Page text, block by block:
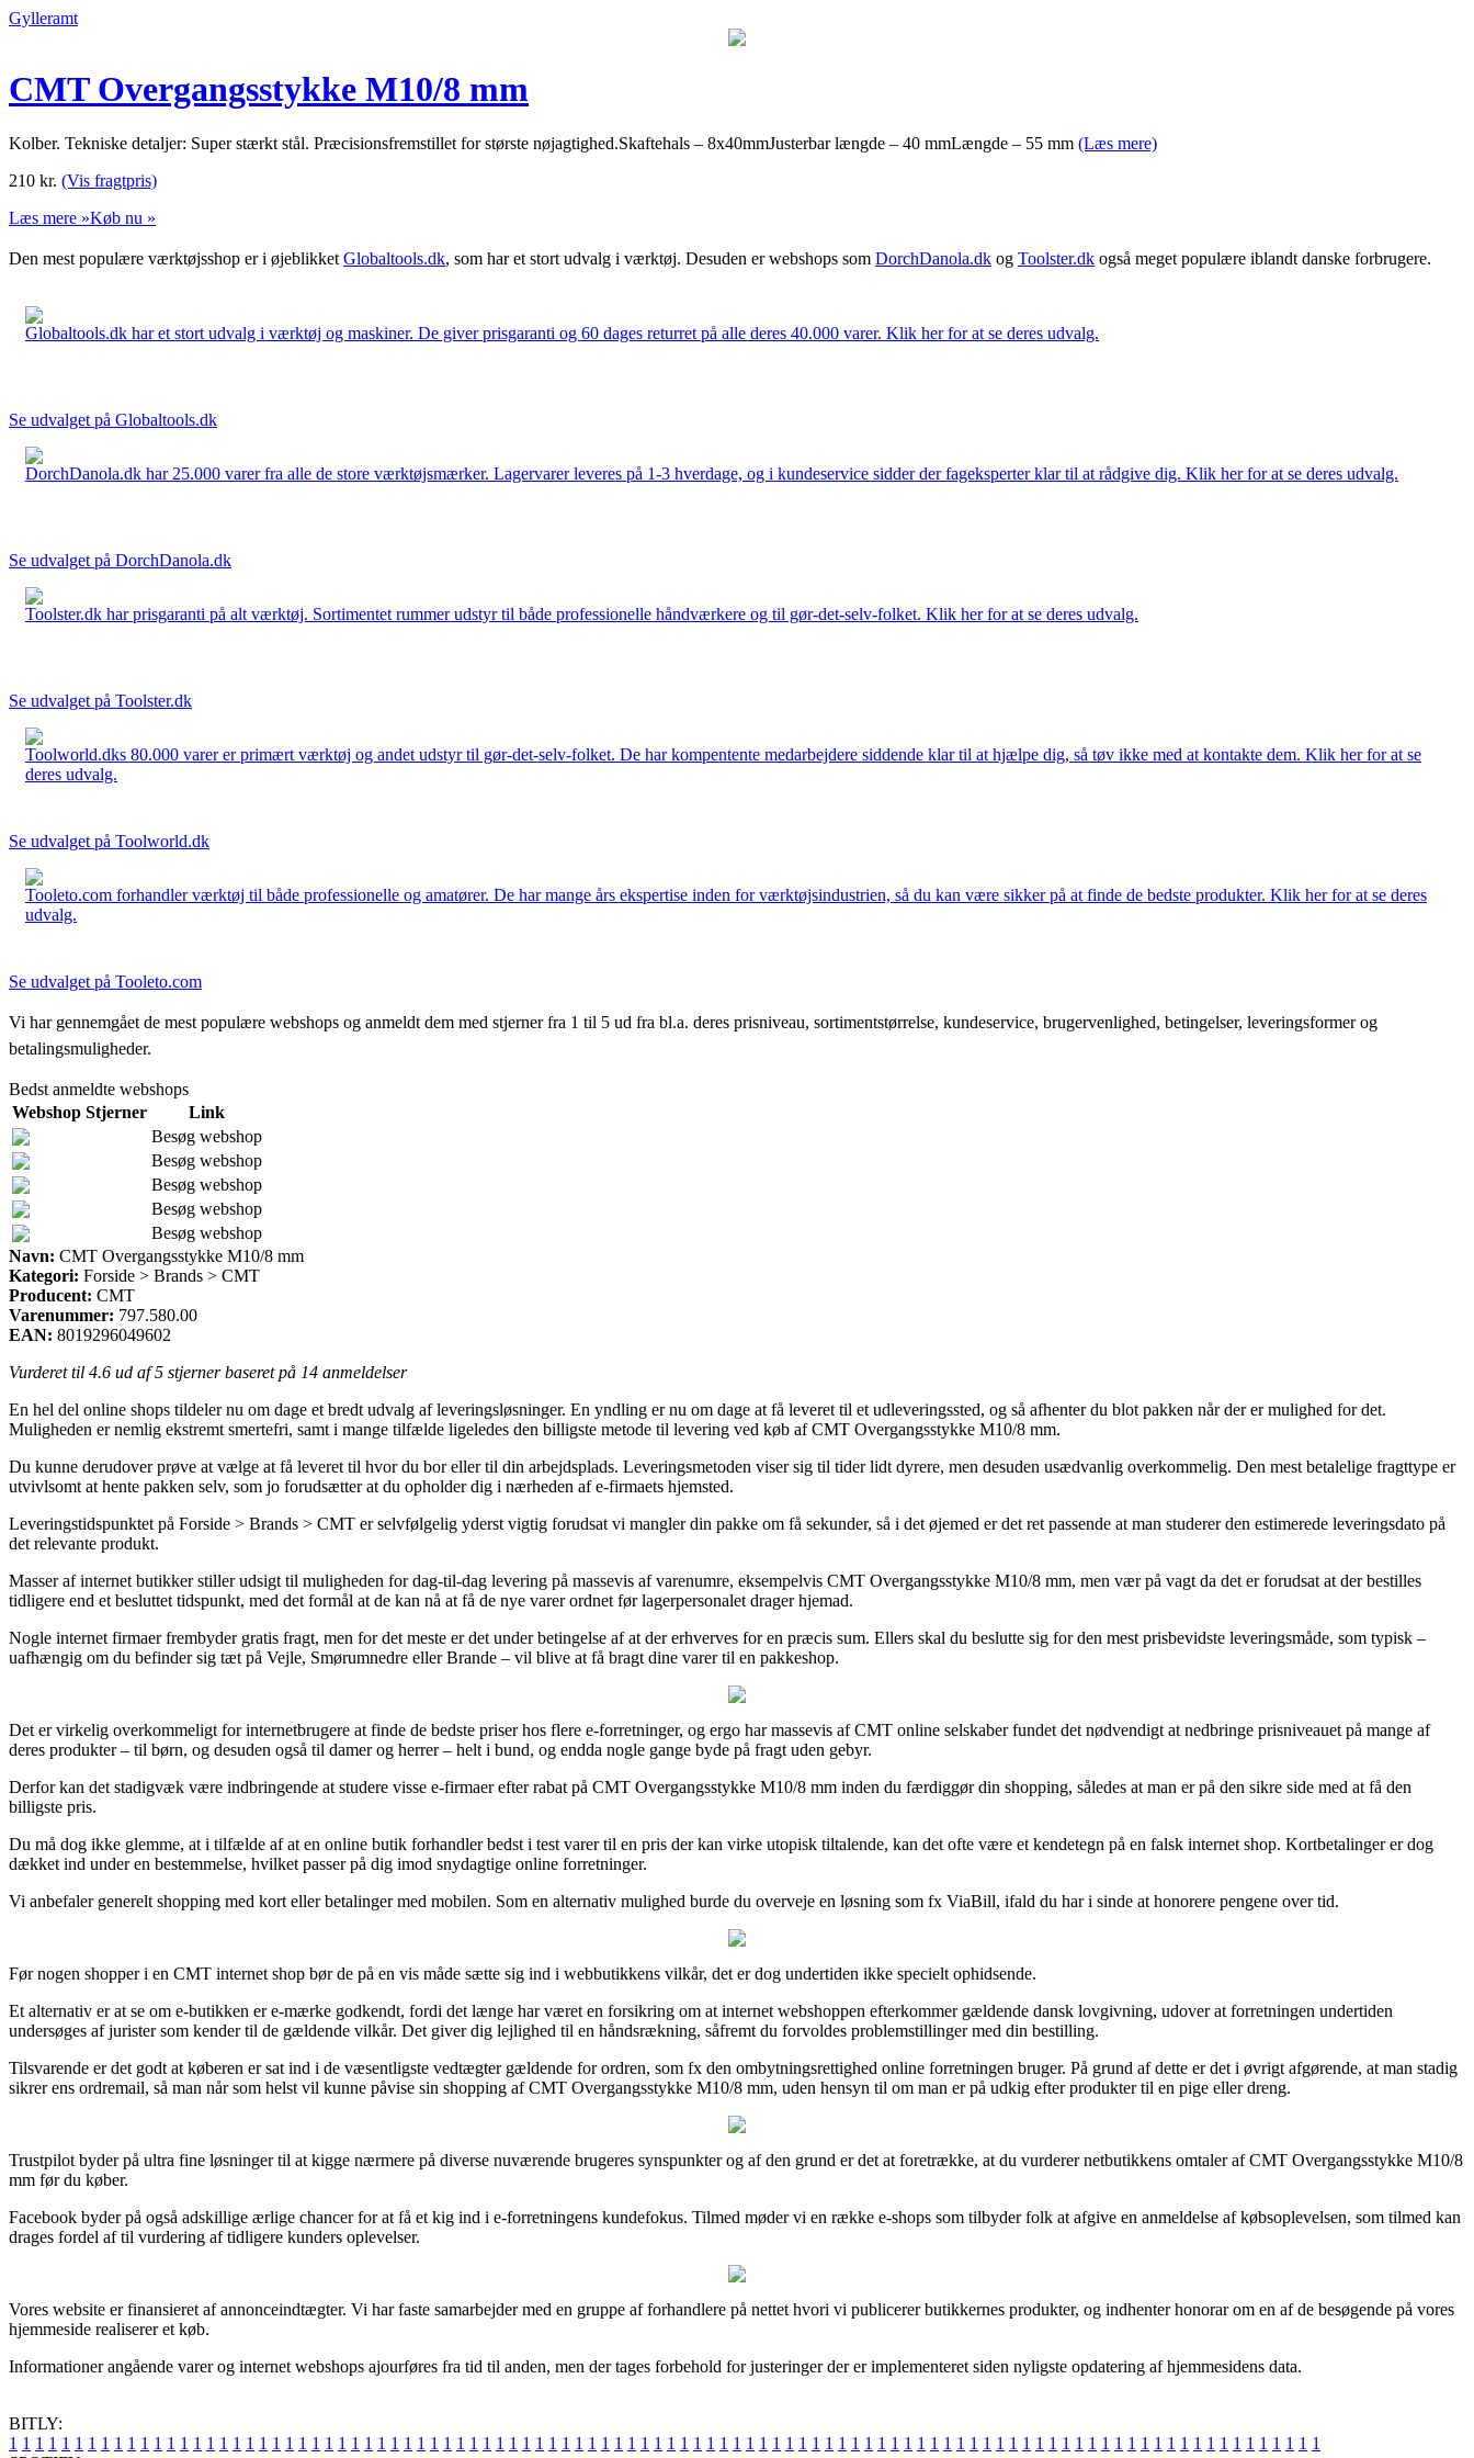
Gylleramt
CMT Overgangsstykke M10/8 mm
Kolber. Tekniske detaljer: Super stærkt stål. Præcisionsfremstillet for største nøjagtighed.Skaftehals – 8x40mmJusterbar længde – 40 mmLængde – 55 mm (Læs mere)
210 kr. (Vis fragtpris)
Læs mere »Køb nu »
Den mest populære værktøjsshop er i øjeblikket Globaltools.dk, som har et stort udvalg i værktøj. Desuden er webshops som DorchDanola.dk og Toolster.dk også meget populære iblandt danske forbrugere.
Globaltools.dk har et stort udvalg i værktøj og maskiner. De giver prisgaranti og 60 dages returret på alle deres 40.000 varer. Klik her for at se deres udvalg.
Se udvalget på Globaltools.dk
DorchDanola.dk har 25.000 varer fra alle de store værktøjsmærker. Lagervarer leveres på 1-3 hverdage, og i kundeservice sidder der fageksperter klar til at rådgive dig. Klik her for at se deres udvalg.
Se udvalget på DorchDanola.dk
Toolster.dk har prisgaranti på alt værktøj. Sortimentet rummer udstyr til både professionelle håndværkere og til gør-det-selv-folket. Klik her for at se deres udvalg.
Se udvalget på Toolster.dk
Toolworld.dks 80.000 varer er primært værktøj og andet udstyr til gør-det-selv-folket. De har kompentente medarbejdere siddende klar til at hjælpe dig, så tøv ikke med at kontakte dem. Klik her for at se
deres udvalg.
Se udvalget på Toolworld.dk
Tooleto.com forhandler værktøj til både professionelle og amatører. De har mange års ekspertise inden for værktøjsindustrien, så du kan være sikker på at finde de bedste produkter. Klik her for at se deres
udvalg.
Se udvalget på Tooleto.com
Vi har gennemgået de mest populære webshops og anmeldt dem med stjerner fra 1 til 5 ud fra bl.a. deres prisniveau, sortimentstørrelse, kundeservice, brugervenlighed, betingelser, leveringsformer og
betalingsmuligheder.
Bedst anmeldte webshops
Webshop Stjerner
Link
Besøg webshop
Besøg webshop
Besøg webshop
Besøg webshop
Besøg webshop
Navn: CMT Overgangsstykke M10/8 mm
Kategori: Forside > Brands > CMT
Producent: CMT
Varenummer: 797.580.00
EAN: 8019296049602
Vurderet til 4.6 ud af 5 stjerner baseret på 14 anmeldelser
En hel del online shops tildeler nu om dage et bredt udvalg af leveringsløsninger. En yndling er nu om dage at få leveret til et udleveringssted, og så afhenter du blot pakken når der er mulighed for det.
Muligheden er nemlig ekstremt smertefri, samt i mange tilfælde ligeledes den billigste metode til levering ved køb af CMT Overgangsstykke M10/8 mm.
Du kunne derudover prøve at vælge at få leveret til hvor du bor eller til din arbejdsplads. Leveringsmetoden viser sig til tider lidt dyrere, men desuden usædvanlig overkommelig. Den mest betalelige fragttype er
utvivlsomt at hente pakken selv, som jo forudsætter at du opholder dig i nærheden af e-firmaets hjemsted.
Leveringstidspunktet på Forside > Brands > CMT er selvfølgelig yderst vigtig forudsat vi mangler din pakke om få sekunder, så i det øjemed er det ret passende at man studerer den estimerede leveringsdato på
det relevante produkt.
Masser af internet butikker stiller udsigt til muligheden for dag-til-dag levering på massevis af varenumre, eksempelvis CMT Overgangsstykke M10/8 mm, men vær på vagt da det er forudsat at der bestilles
tidligere end et besluttet tidspunkt, med det formål at de kan nå at få de nye varer ordnet før lagerpersonalet drager hjemad.
Nogle internet firmaer frembyder gratis fragt, men for det meste er det under betingelse af at der erhverves for en præcis sum. Ellers skal du beslutte sig for den mest prisbevidste leveringsmåde, som typisk –
uafhængig om du befinder sig tæt på Vejle, Smørumnedre eller Brande – vil blive at få bragt dine varer til en pakkeshop.
Det er virkelig overkommeligt for internetbrugere at finde de bedste priser hos flere e-forretninger, og ergo har massevis af CMT online selskaber fundet det nødvendigt at nedbringe prisniveauet på mange af
deres produkter – til børn, og desuden også til damer og herrer – helt i bund, og endda nogle gange byde på fragt uden gebyr.
Derfor kan det stadigvæk være indbringende at studere visse e-firmaer efter rabat på CMT Overgangsstykke M10/8 mm inden du færdiggør din shopping, således at man er på den sikre side med at få den
billigste pris.
Du må dog ikke glemme, at i tilfælde af at en online butik forhandler bedst i test varer til en pris der kan virke utopisk tiltalende, kan det ofte være et kendetegn på en falsk internet shop. Kortbetalinger er dog
dækket ind under en bestemmelse, hvilket passer på dig imod snydagtige online forretninger.
Vi anbefaler generelt shopping med kort eller betalinger med mobilen. Som en alternativ mulighed burde du overveje en løsning som fx ViaBill, ifald du har i sinde at honorere pengene over tid.
Før nogen shopper i en CMT internet shop bør de på en vis måde sætte sig ind i webbutikkens vilkår, det er dog undertiden ikke specielt ophidsende.
Et alternativ er at se om e-butikken er e-mærke godkendt, fordi det længe har været en forsikring om at internet webshoppen efterkommer gældende dansk lovgivning, udover at forretningen undertiden
undersøges af jurister som kender til de gældende vilkår. Det giver dig lejlighed til en håndsrækning, såfremt du forvoldes problemstillinger med din bestilling.
Tilsvarende er det godt at køberen er sat ind i de væsentligste vedtægter gældende for ordren, som fx den ombytningsrettighed online forretningen bruger. På grund af dette er det i øvrigt afgørende, at man stadig
sikrer ens ordremail, så man når som helst vil kunne påvise sin shopping af CMT Overgangsstykke M10/8 mm, uden hensyn til om man er på udkig efter produkter til en pige eller dreng.
Trustpilot byder på ultra fine løsninger til at kigge nærmere på diverse nuværende brugeres synspunkter og af den grund er det at foretrække, at du vurderer netbutikkens omtaler af CMT Overgangsstykke M10/8
mm før du køber.
Facebook byder på også adskillige ærlige chancer for at få et kig ind i e-forretningens kundefokus. Tilmed møder vi en række e-shops som tilbyder folk at afgive en anmeldelse af købsoplevelsen, som tilmed kan
drages fordel af til vurdering af tidligere kunders oplevelser.
Vores website er finansieret af annonceindtægter. Vi har faste samarbejder med en gruppe af forhandlere på nettet hvori vi publicerer butikkernes produkter, og indhenter honorar om en af de besøgende på vores
hjemmeside realiserer et køb.
Informationer angående varer og internet webshops ajourføres fra tid til anden, men der tages forbehold for justeringer der er implementeret siden nyligste opdatering af hjemmesidens data.
BITLY:
1 1 1 1 1 1 1 1 1 1 1 1 1 1 1 1 1 1 1 1 1 1 1 1 1 1 1 1 1 1 1 1 1 1 1 1 1 1 1 1 1 1 1 1 1 1 1 1 1 1 1 1 1 1 1 1 1 1 1 1 1 1 1 1 1 1 1 1 1 1 1 1 1 1 1 1 1 1 1 1 1 1 1 1 1 1 1 1 1 1 1 1 1 1 1 1 1 1 1 1